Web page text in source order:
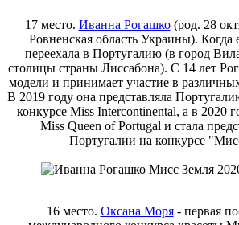
17 место. Иванна Рогашко(род. 28
Ровненская область Украины). Когда
переехала в Португалию (в город
столицы страны Лиссабона). С 14 лет
модели и принимает участие в
В 2019 году она представляла
конкурсе Miss Intercontinental, а в 2020
Miss Queen of Portugal и стала
Португалии на конкурсе
16 место. Оксана Моря- первая